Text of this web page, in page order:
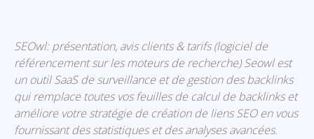
SEOwl: présentation, avis clients & tarifs (logiciel de
référencement sur les moteurs de recherche) Seowl est
un outil SaaS de surveillance et de gestion des backlinks
qui remplace toutes vos feuilles de calcul de backlinks et
améliore votre stratégie de création de liens SEO en vous
fournissant des statistiques et des analyses avancées.